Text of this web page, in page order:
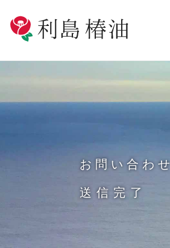
お問い合わせ
送信完了